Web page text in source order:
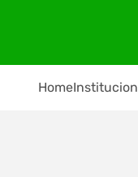
Home